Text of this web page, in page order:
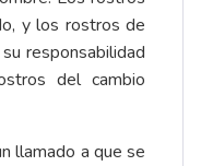
y los rostros de
responsabilidad
del cambio
llamado a que se